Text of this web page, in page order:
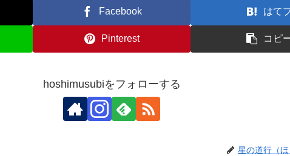
Facebook はて
Pinterest コピ
hoshimusubiをフォローする
星の道行（ほ